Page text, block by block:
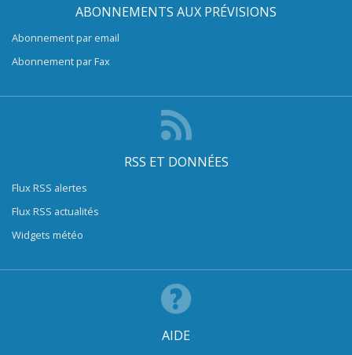
ABONNEMENTS AUX PRÉVISIONS
Abonnement par email
Abonnement par Fax
RSS ET DONNÉES
Flux RSS alertes
Flux RSS actualités
Widgets météo
AIDE